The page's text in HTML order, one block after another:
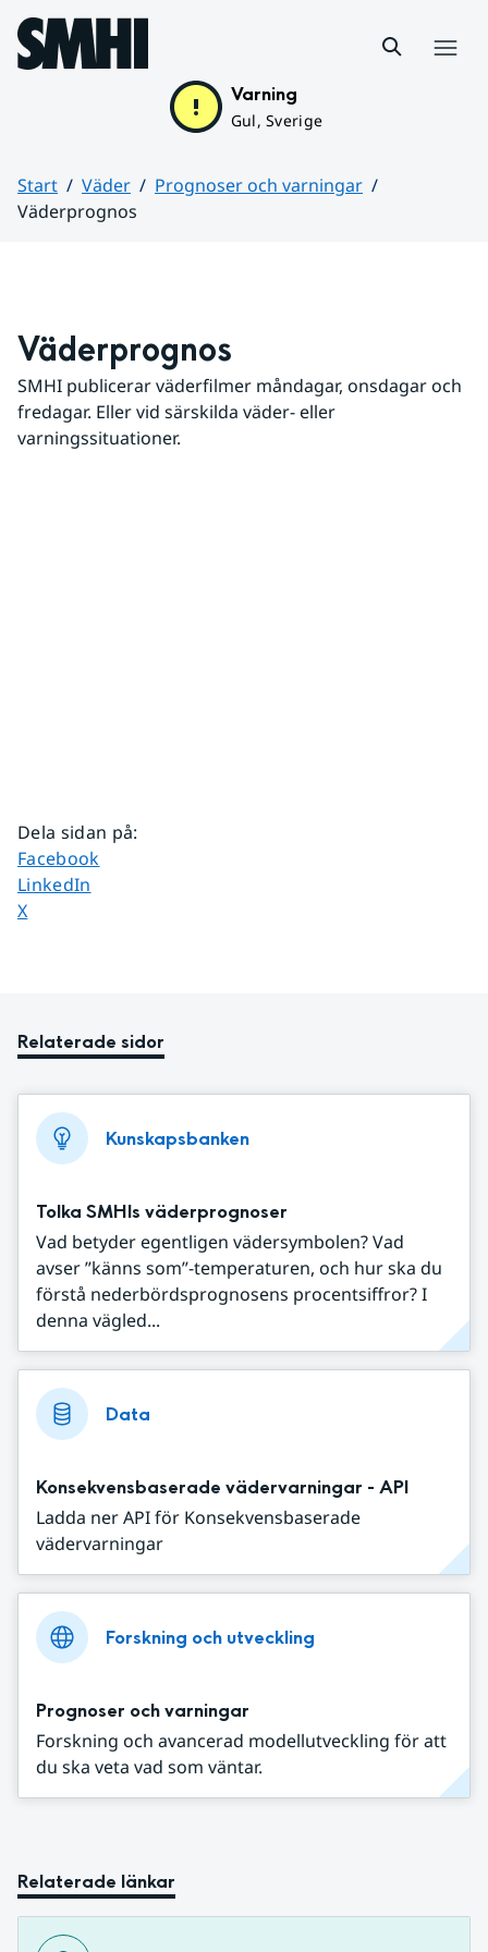
Hoppa till sidans innehåll
Varning
Gul, Sverige
Start Väder
Prognoser och varningar
Väderprognos
Väderprognos
SMHI publicerar väderfilmer måndagar, onsdagar och
fredagar. Eller vid särskilda väder- eller
varningssituationer.
Dela sidan på:
Dela sidan på
Facebook
Dela sidan på
LinkedIn
Dela sidan på
X
Relaterade sidor
Kunskapsbanken
Tolka SMHIs väderprognoser
Vad betyder egentligen vädersymbolen? Vad
avser ”känns som”-temperaturen, och hur ska du
förstå nederbördsprognosens procentsiffror? I
denna vägled...
Data
Konsekvensbaserade vädervarningar - API
Ladda ner API för Konsekvensbaserade
vädervarningar
Forskning och utveckling
Prognoser och varningar
Forskning och avancerad modellutveckling för att
du ska veta vad som väntar.
Relaterade länkar